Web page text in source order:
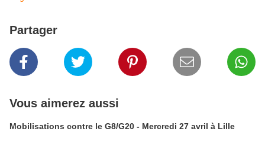
Partager
Vous aimerez aussi
Mobilisations contre le G8/G20 - Mercredi 27 avril à Lille